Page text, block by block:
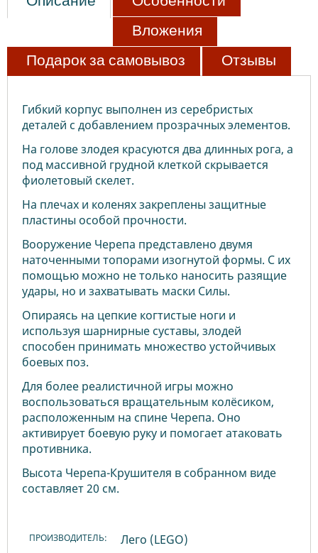
Вложения
Подарок за самовывоз
Отзывы
Гибкий корпус выполнен из серебристых
деталей с добавлением прозрачных элементов.
На голове злодея красуются два длинных рога, а
под массивной грудной клеткой скрывается
фиолетовый скелет.
На плечах и коленях закреплены защитные
пластины особой прочности.
Вооружение Черепа представлено двумя
наточенными топорами изогнутой формы. С их
помощью можно не только наносить разящие
удары, но и захватывать маски Силы.
Опираясь на цепкие когтистые ноги и
используя шарнирные суставы, злодей
способен принимать множество устойчивых
боевых поз.
Для более реалистичной игры можно
воспользоваться вращательным колёсиком,
расположенным на спине Черепа. Оно
активирует боевую руку и помогает атаковать
противника.
Высота Черепа-Крушителя в собранном виде
составляет 20 см.
ПРОИЗВОДИТЕЛЬ: Лего (LEGO)